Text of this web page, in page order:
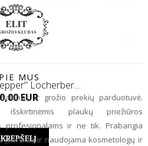
Locherber...
EUR
MUS
ir grožio prekių parduotuvė.
išskirtinėmis plaukų priežiūros
profesionalams ir ne tik. Prabangia
įvertinta ir naudojama kosmetologų ir